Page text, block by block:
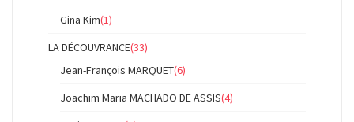
Gina Kim(1)
LA DÉCOUVRANCE(33)
Jean-François MARQUET(6)
Joachim Maria MACHADO DE ASSIS(4)